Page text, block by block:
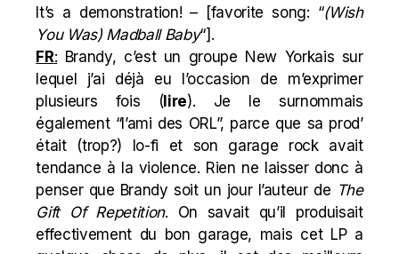
It’s a demonstration! – [favorite song: “(Wish
You Was) Madball Baby“].
FR: Brandy, c’est un groupe New Yorkais sur
lequel j’ai déjà eu l’occasion de m’exprimer
plusieurs fois (lire). Je le surnommais
également “l’ami des ORL”, parce que sa prod’
était (trop?) lo-fi et son garage rock avait
tendance à la violence. Rien ne laisser donc à
penser que Brandy soit un jour l’auteur de The
Gift Of Repetition. On savait qu’il produisait
effectivement du bon garage, mais cet LP a